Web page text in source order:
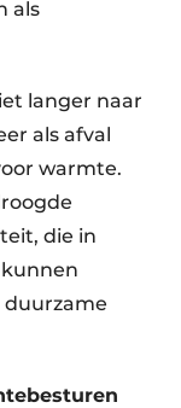
als
langer naar
als afval
warmte.
die in
kunnen
duurzame